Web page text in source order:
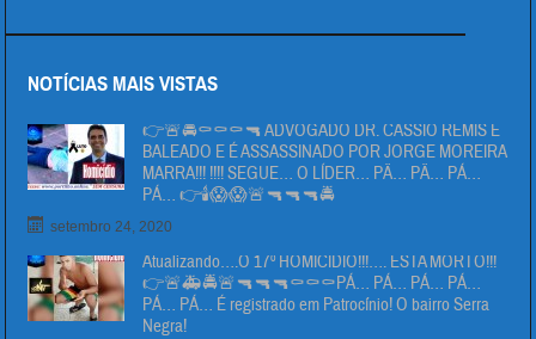
NOTÍCIAS MAIS VISTAS
👉🚨🚔⚰⚰⚰🔫 ADVOGADO DR. CÁSSIO REMIS É
BALEADO E É ASSASSINADO POR JORGE MOREIRA
MARRA!!! !!!! SEGUE… O LÍDER… PÄ… PÄ… PÁ…
PÁ… 👉🕯😱😱🚨🔫🔫🔫🚔
setembro 24, 2020
Atualizando….O 17º HOMICIDIO!!!…. ESTA MORTO!!!
👉🚨🚑🚔🚨🔫🔫🔫⚰⚰⚰PÁ… PÁ… PÁ… PÁ…
PÁ… PÁ… É registrado em Patrocínio! O bairro Serra
Negra!